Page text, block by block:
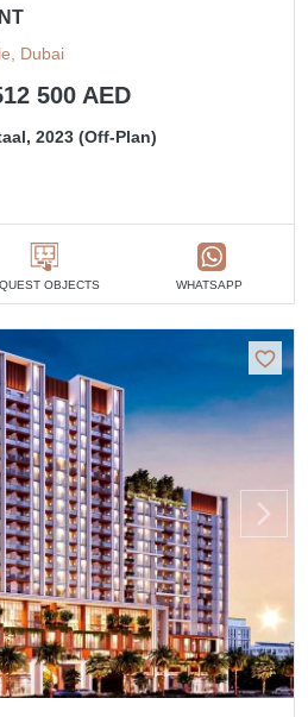
Dubai
500 AED
2023 (Off-Plan)
OBJECTS WHATSAPP